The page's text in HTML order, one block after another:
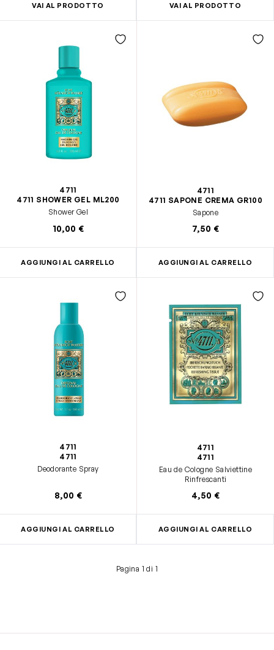
VAI AL PRODOTTO VAI AL PRODOTTO
4711
4711 SHOWER GEL ML200
Shower Gel
10,00 €
AGGIUNGI AL CARRELLO
4711
4711 SAPONE CREMA GR100
Sapone
7,50 €
AGGIUNGI AL CARRELLO
4711
4711
Deodorante Spray
8,00 €
AGGIUNGI AL CARRELLO
4711
4711
Eau de Cologne Salviettine
Rinfrescanti
4,50 €
AGGIUNGI AL CARRELLO
Pagina 1 di 1